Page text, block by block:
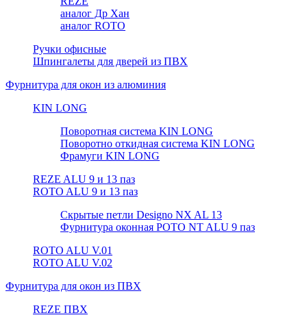
аналог Др Хан
аналог ROTO
Ручки офисные
Шпингалеты для дверей из ПВХ
Фурнитура для окон из алюминия
KIN LONG
Поворотная система KIN LONG
Поворотно откидная система KIN LONG
Фрамуги KIN LONG
REZE ALU 9 и 13 паз
ROTO ALU 9 и 13 паз
Скрытые петли Designo NX AL 13
Фурнитура оконная РОТО NT ALU 9 паз
ROTO ALU V.01
ROTO ALU V.02
Фурнитура для окон из ПВХ
REZE ПВХ